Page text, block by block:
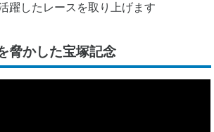
躍したレースを取り上げます
脅かした宝塚記念